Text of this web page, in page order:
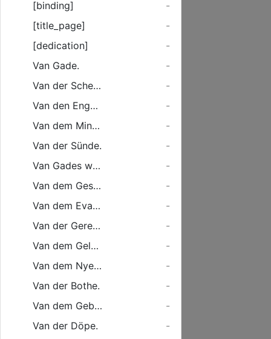
[binding]
-
[title_page]
-
[dedication]
-
Van Gade.
-
Van der Scheppinge.
-
Van den Engelen.
-
Van dem Minschen.
-
Van der Sünde.
-
Van Gades worde.
-
Van dem Gesette.
-
Van dem Evangelio.
-
Van der Gerechticheit.
-
Van dem Geloven.
-
Van dem Nyen Gehorsam, edder guden Wercken.
-
Van der Bothe.
-
Van dem Gebede.
-
Van der Döpe.
-